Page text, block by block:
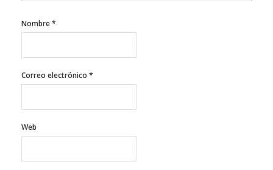
Nombre*
Correo electrónico *
Web